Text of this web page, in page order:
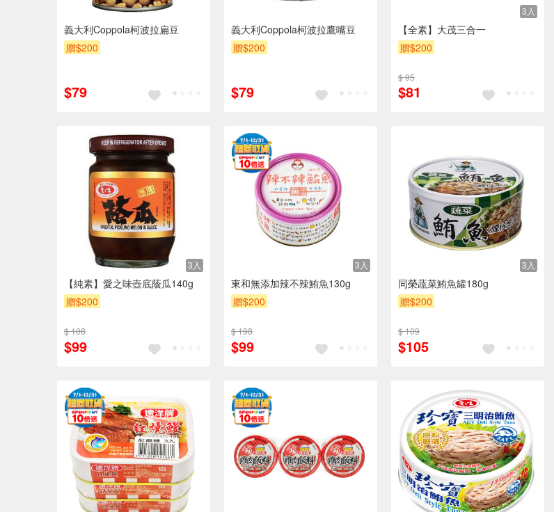
義大利Coppola柯波拉扁豆
贈$200
$79
義大利Coppola柯波拉鷹嘴豆
贈$200
$79
3入
【全素】大茂三合一
贈$200
$ 95
$81
3入
【純素】愛之味壺底蔭瓜140g
贈$200
$ 108
$99
3入
東和無添加辣不辣鮪魚130g
贈$200
$ 198
$99
3入
同榮蔬菜鮪魚罐180g
贈$200
$ 109
$105